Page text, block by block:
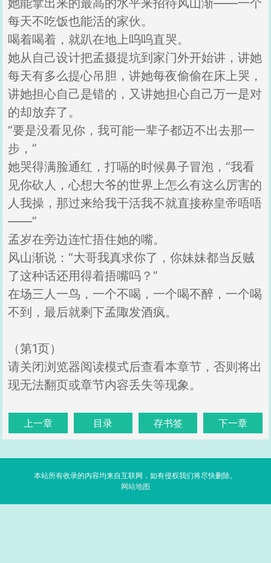
她能拿出来的最高的水平来招待风山渐——一个
每天不吃饭也能活的家伙。
喝着喝着，就趴在地上呜呜直哭。
她从自己设计把孟摄提坑到家门外开始讲，讲她
每天有多么提心吊胆，讲她每夜偷偷在床上哭，
讲她担心自己是错的，又讲她担心自己万一是对
的却放弃了。
“要是没看见你，我可能一辈子都迈不出去那一
步，”
她哭得满脸通红，打嗝的时候鼻子冒泡，“我看
见你砍人，心想大爷的世界上怎么有这么厉害的
人我操，那过来给我干活我不就直接称皇帝唔唔
——”
孟岁在旁边连忙捂住她的嘴。
风山渐说：“大哥我真求你了，你妹妹都当反贼
了这种话还用得着捂嘴吗？”
在场三人一鸟，一个不喝，一个喝不醉，一个喝
不到，最后就剩下孟陬发酒疯。
（第1页）
请关闭浏览器阅读模式后查看本章节，否则将出
现无法翻页或章节内容丢失等现象。
上一章 目录 存书签 下一章
本站所有收录的内容均来自互联网，如有侵权我们将尽快删除。
网站地图